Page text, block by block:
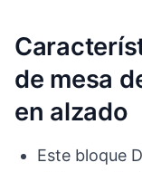
de mesa
en alzado
Este bloque